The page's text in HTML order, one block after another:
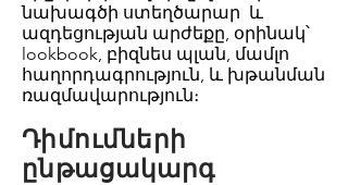
նախագծի ստեղծարար և
ազդեցության արժեքը, օրինակ՝
lookbook, բիզնես պլան, մամլո
հաղորդագրություն, և խթանման
ռազմավարություն։
Դիմումների
ընթացակարգ